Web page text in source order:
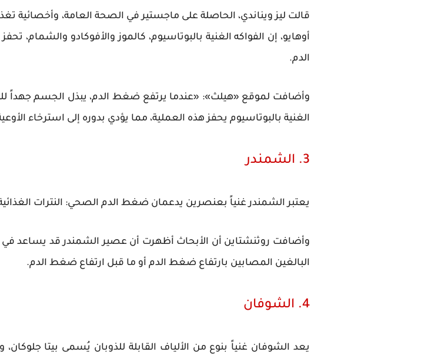
قالت ليز ويناندي، الحاصلة على ماجستير في الصحة العامة، وأخصائية
أوهايو، إن الفواكه الغنية بالبوتاسيوم، كالموز والأفوكادو
الدم.
وأضافت لموقع «هيلث»: «عندما يرتفع ضغط الدم، يبذل الجسم جهداً
الغنية بالبوتاسيوم يحفز هذه العملية، مما يؤدي بدوره إلى استرخاء
3. الشمندر
يعتبر الشمندر غنياً بعنصرين يدعمان ضغط الدم الصحي: النترات
البالغين المصابين بارتفاع ضغط الدم أو ما قبل ارتفاع ضغط الدم.
4. الشوفان
يعد الشوفان غنياً بنوع من الألياف القابلة للذوبان يُسمى بيتا